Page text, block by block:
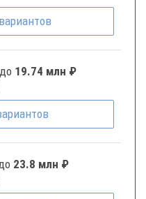
вариантов
до 19.74 млн ₽
23.8 млн ₽